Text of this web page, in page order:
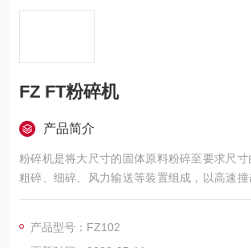
FZ FT粉碎机
产品简介
粉碎机是将大尺寸的固体原料粉碎至要求尺
粗碎、细碎、风力输送等装置组成，以高速撞
机之目的。利用风能一次成粉，取消了传统
产品型号：FZ102